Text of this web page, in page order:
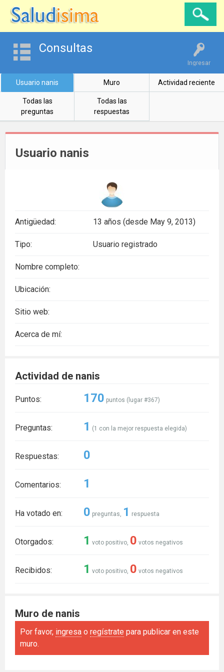
Ingresar
Consultas
Usuario nanis Muro Actividad reciente
Todas las
preguntas
Todas las
respuestas
Usuario nanis
Antigüedad: 13 años (desde May 9, 2013)
Tipo: Usuario registrado
Nombre completo:
Ubicación:
Sitio web:
Acerca de mí:
Actividad de nanis
Puntos: 170 puntos (lugar #367)
Preguntas: 1 (1 con la mejor respuesta elegida)
Respuestas: 0
Comentarios: 1
Ha votado en: 0 preguntas, 1 respuesta
Otorgados: 1 voto positivo, 0 votos negativos
Recibidos: 1 voto positivo, 0 votos negativos
Muro de nanis
Por favor, ingresa o regístrate para publicar en este
muro.